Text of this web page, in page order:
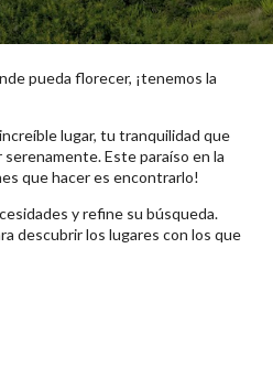
pueda florecer, ¡tenemos la
lugar, tu tranquilidad que
Este paraíso en la
que hacer es encontrarlo!
y refine su búsqueda.
descubrir los lugares con los que